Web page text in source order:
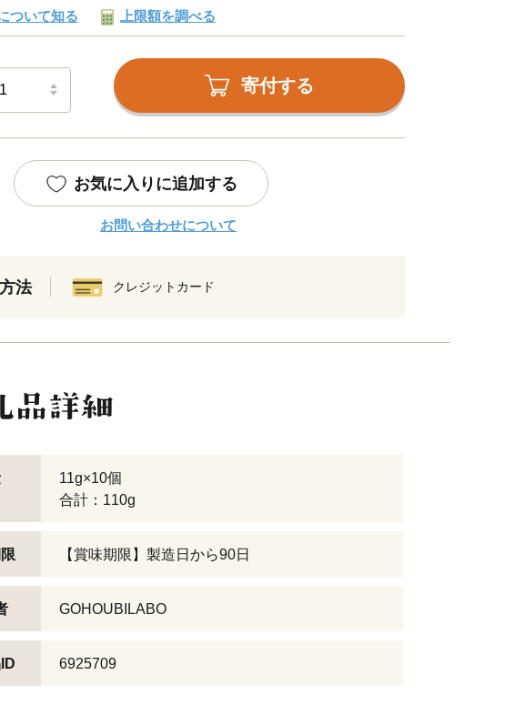
ついて知る 上限額を調べる
寄付する
お気に入りに追加する
お問い合わせについて
法 クレジットカード
11g×10個
合計：110g
【賞味期限】製造日から90日
GOHOUBILABO
6925709